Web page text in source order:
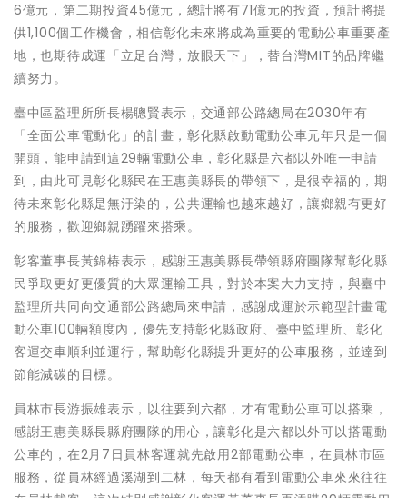
6億元，第二期投資45億元，總計將有71億元的投資，預計將提
供1,100個工作機會，相信彰化未來將成為重要的電動公車重要產
地，也期待成運「立足台灣，放眼天下」，替台灣MIT的品牌繼
續努力。
臺中區監理所所長楊聰賢表示，交通部公路總局在2030年有
「全面公車電動化」的計畫，彰化縣啟動電動公車元年只是一個
開頭，能申請到這29輛電動公車，彰化縣是六都以外唯一申請
到，由此可見彰化縣民在王惠美縣長的帶領下，是很幸福的，期
待未來彰化縣是無汙染的，公共運輸也越來越好，讓鄉親有更好
的服務，歡迎鄉親踴躍來搭乘。
彰客董事長黃錦椿表示，感謝王惠美縣長帶領縣府團隊幫彰化縣
民爭取更好更優質的大眾運輸工具，對於本案大力支持，與臺中
監理所共同向交通部公路總局來申請，感謝成運於示範型計畫電
動公車100輛額度內，優先支持彰化縣政府、臺中監理所、彰化
客運交車順利並運行，幫助彰化縣提升更好的公車服務，並達到
節能減碳的目標。
員林市長游振雄表示，以往要到六都，才有電動公車可以搭乘，
感謝王惠美縣長縣府團隊的用心，讓彰化是六都以外可以搭電動
公車的，在2月7日員林客運就先啟用2部電動公車，在員林市區
服務，從員林經過溪湖到二林，每天都有看到電動公車來來往往